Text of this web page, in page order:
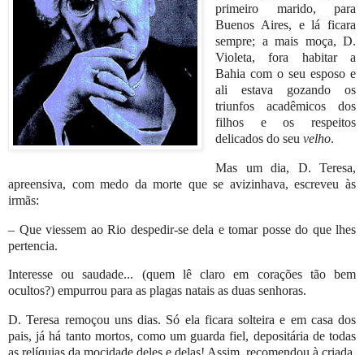
primeiro marido, para
Buenos Aires, e lá ficara
sempre; a mais moça, D.
Violeta, fora habitar a
Bahia com o seu esposo e
ali estava gozando os
triunfos acadêmicos dos
filhos e os respeitos
delicados do seu velho.
Mas um dia, D. Teresa,
apreensiva, com medo da morte que se avizinhava, escreveu às
irmãs:
– Que viessem ao Rio despedir-se dela e tomar posse do que lhes
pertencia.
Interesse ou saudade... (quem lê claro em corações tão bem
ocultos?) empurrou para as plagas natais as duas senhoras.
D. Teresa remoçou uns dias. Só ela ficara solteira e em casa dos
pais, já há tanto mortos, como um guarda fiel, depositária de todas